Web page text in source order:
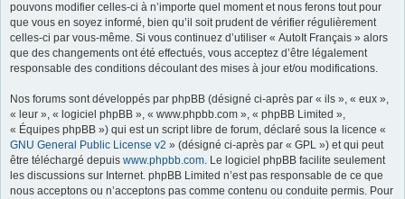
pouvons modifier celles-ci à n’importe quel moment et nous ferons tout pour
que vous en soyez informé, bien qu’il soit prudent de vérifier régulièrement
celles-ci par vous-même. Si vous continuez d’utiliser « AutoIt Français » alors
que des changements ont été effectués, vous acceptez d’être légalement
responsable des conditions découlant des mises à jour et/ou modifications.
Nos forums sont développés par phpBB (désigné ci-après par « ils », « eux »,
« leur », « logiciel phpBB », « www.phpbb.com », « phpBB Limited »,
« Équipes phpBB ») qui est un script libre de forum, déclaré sous la licence «
GNU General Public License v2 » (désigné ci-après par « GPL ») et qui peut
être téléchargé depuis www.phpbb.com. Le logiciel phpBB facilite seulement
les discussions sur Internet. phpBB Limited n’est pas responsable de ce que
nous acceptons ou n’acceptons pas comme contenu ou conduite permis. Pour